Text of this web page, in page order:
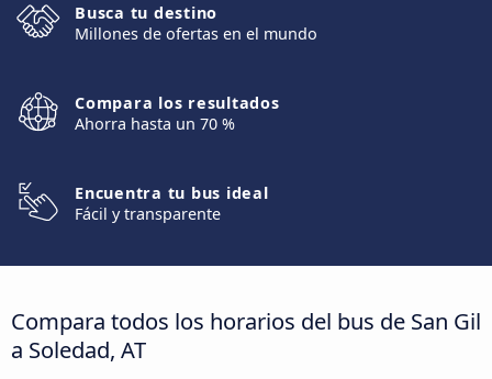
Busca tu destino
Millones de ofertas en el mundo
Compara los resultados
Ahorra hasta un 70 %
Encuentra tu bus ideal
Fácil y transparente
Compara todos los horarios del bus de San Gil
a Soledad, AT